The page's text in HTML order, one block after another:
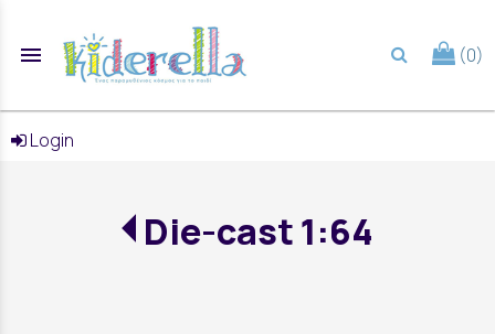
menu (0)
Login
Die-cast 1:64